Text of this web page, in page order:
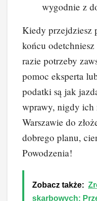
wygodnie z
Kiedy przejdziesz
końcu
razie potrzeby
pomoc eksperta
podatki są jak
wprawy, nigdy
Warszawie do
dobrego planu,
Powodzenia!
Zobacz także:
skarbowych: